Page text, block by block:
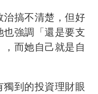
搞不清楚，但好
強調「還是要支
而她自己就是自
到的投資理財眼